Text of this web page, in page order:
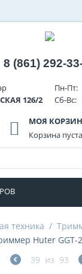
8 (861) 292-
126/2
Пн-Пт:
Сб-Вс:
МОЯ
Корзина пуста
техника /
Huter GGT-
39 из 93